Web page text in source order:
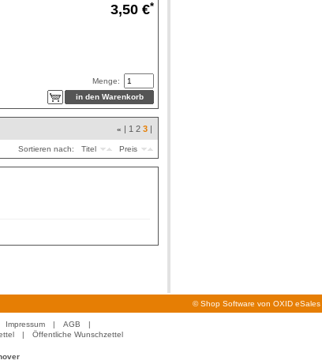
3,50 €*
Menge:
« | 1 2 3 |
Sortieren nach: Titel Preis
©Shop Software von OXID eSales
Impressum | AGB
|
| Öffentliche Wunschzettel